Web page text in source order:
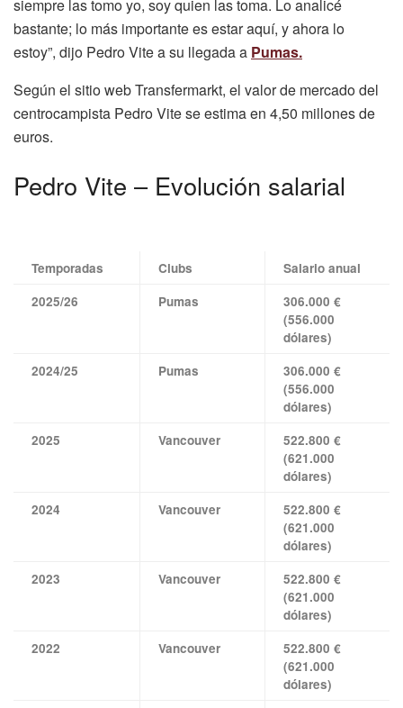
siempre las tomo yo, soy quien las toma. Lo analicé
bastante; lo más importante es estar aquí, y ahora lo
estoy”, dijo Pedro Vite a su llegada a Pumas.
Según el sitio web Transfermarkt, el valor de mercado del
centrocampista Pedro Vite se estima en 4,50 millones de
euros.
Pedro Vite – Evolución salarial
Temporadas Clubs
Salario anual
2025/26
Pumas
306.000 €
(556.000
dólares)
2024/25
Pumas
306.000 €
(556.000
dólares)
2025
Vancouver
522.800 €
(621.000
dólares)
2024
Vancouver
522.800 €
(621.000
dólares)
2023
Vancouver
522.800 €
(621.000
dólares)
2022
Vancouver
522.800 €
(621.000
dólares)